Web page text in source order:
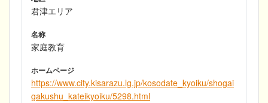
君津エリア
名称
家庭教育
ホームページ
https://www.city.kisarazu.lg.jp/kosodate_kyoiku/shogai
gakushu_kateikyoiku/5298.html